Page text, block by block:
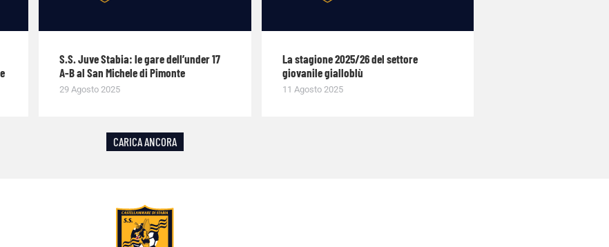
S.S. Juve Stabia: le gare dell’under 17
A-B al San Michele di Pimonte
29 Agosto 2025
La stagione 2025/26 del settore
giovanile gialloblù
11 Agosto 2025
CARICA ANCORA